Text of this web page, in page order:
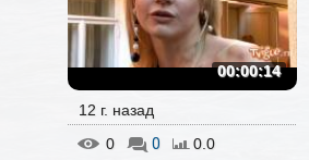
00:00:14
12 г. назад
0
0 0.0